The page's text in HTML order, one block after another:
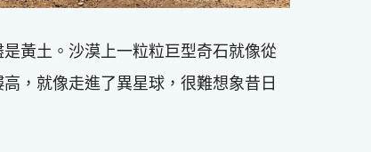
黃土。沙漠上一粒粒巨型奇石就像從
，就像走進了異星球，很難想象昔日